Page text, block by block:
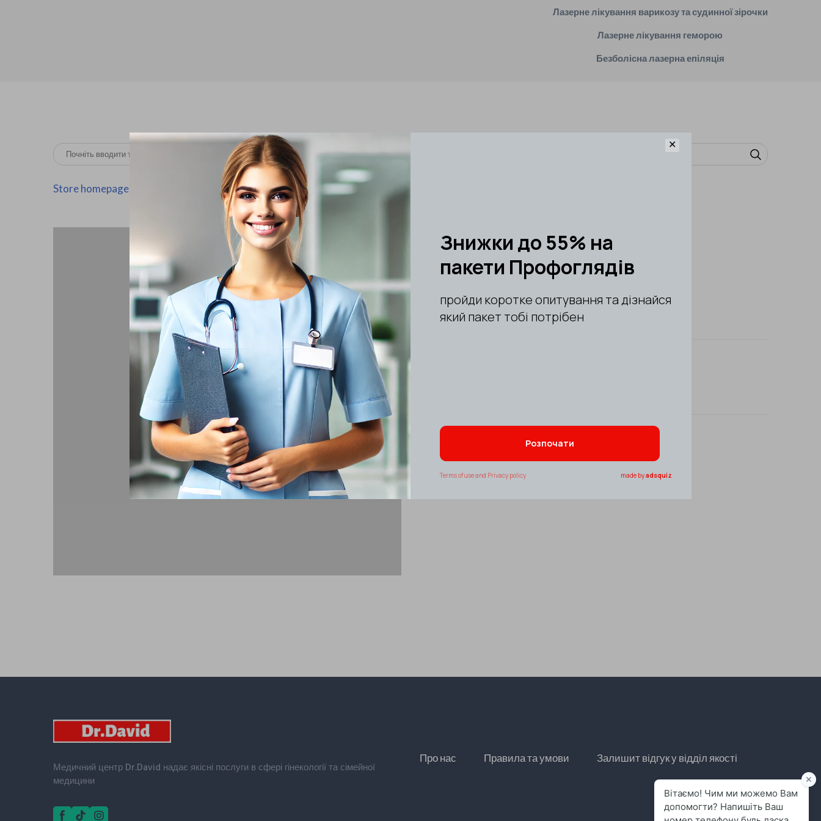
Лазерне лікування варикозу та судинної зірочки
Лазерне лікування геморою
Безболісна лазерна епіляція
Store homepage 13. ПАНЕЛЬ БАКТЕРІОЛОГІЧНИХ ДОСЛІДЖЕНЬ Бакпосів жовчі + АБГ
В наявності
Бакпосів жовчі + АБГ (12-172)
Код товару 3308
₴350,00 UAH
Термін (роб. день): 8
Медичний центр Dr.David надає якісні послуги в сфері гінекології та сімейної
медицини
Про нас Правила та умови Залишит відгук у відділ якості
✕